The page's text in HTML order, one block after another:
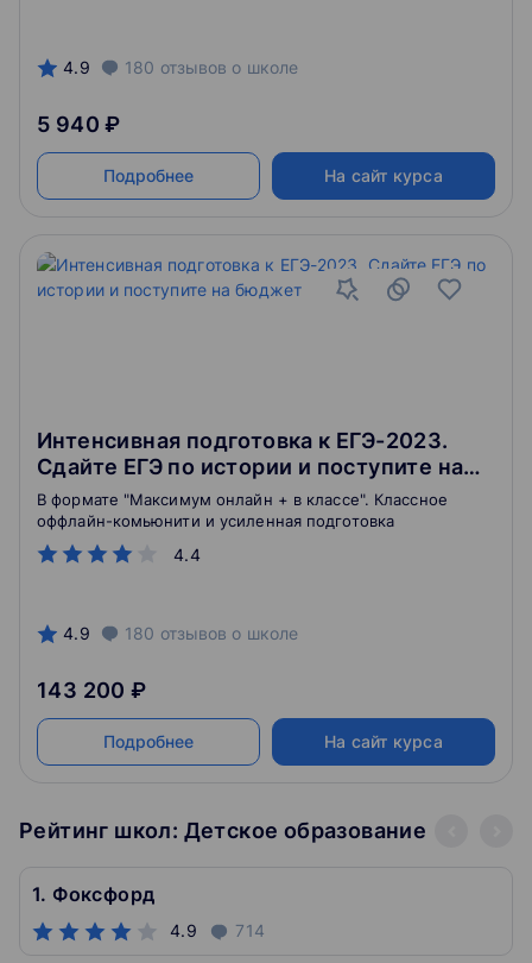
4.9 180 отзывов о школе
5 940 ₽
Подробнее На сайт курса
Интенсивная подготовка к ЕГЭ-2023.
Сдайте ЕГЭ по истории и поступите на
бюджет
4.4
В формате "Максимум онлайн + в классе". Классное
оффлайн-комьюнити и усиленная подготовка
4.9 180 отзывов о школе
143 200 ₽
Подробнее На сайт курса
Рейтинг школ: Детское образование
1. Фоксфорд
4.9 714